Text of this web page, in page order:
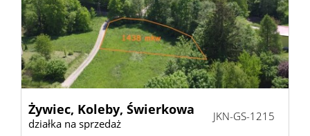
Zgłoś
ofertę
Żywiec, Koleby, Świerkowa
działka na sprzedaż
JKN-GS-1215